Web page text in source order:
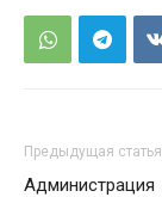
Предыдущая статья
Администрация